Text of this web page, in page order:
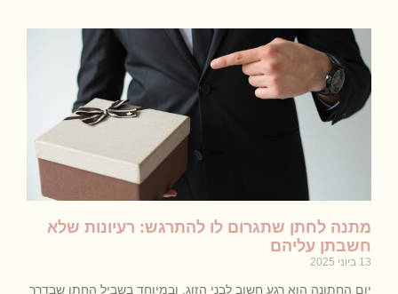
מתנה לחתן שתגרום לו להתרגש: רעיונות שלא
חשבתן עליהם
13 ביוני 2025
יום החתונה הוא רגע חשוב לבני הזוג, ובמיוחד בשביל החתן שבדרך